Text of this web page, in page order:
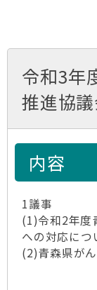
令和3年
推進協
内容
1議事
(1)令和2年度
への対応につ
(2)青森県が